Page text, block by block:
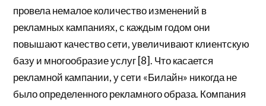
провела немалое количество изменений в
рекламных кампаниях, с каждым годом они
повышают качество сети, увеличивают клиентскую
базу и многообразие услуг [8]. Что касается
рекламной кампании, у сети «Билайн» никогда не
было определенного рекламного образа. Компания